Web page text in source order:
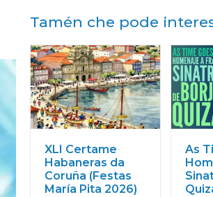
Tamén che pode
XLI Certame
Habaneras da
Coruña (Festas
María Pita 2026)
As